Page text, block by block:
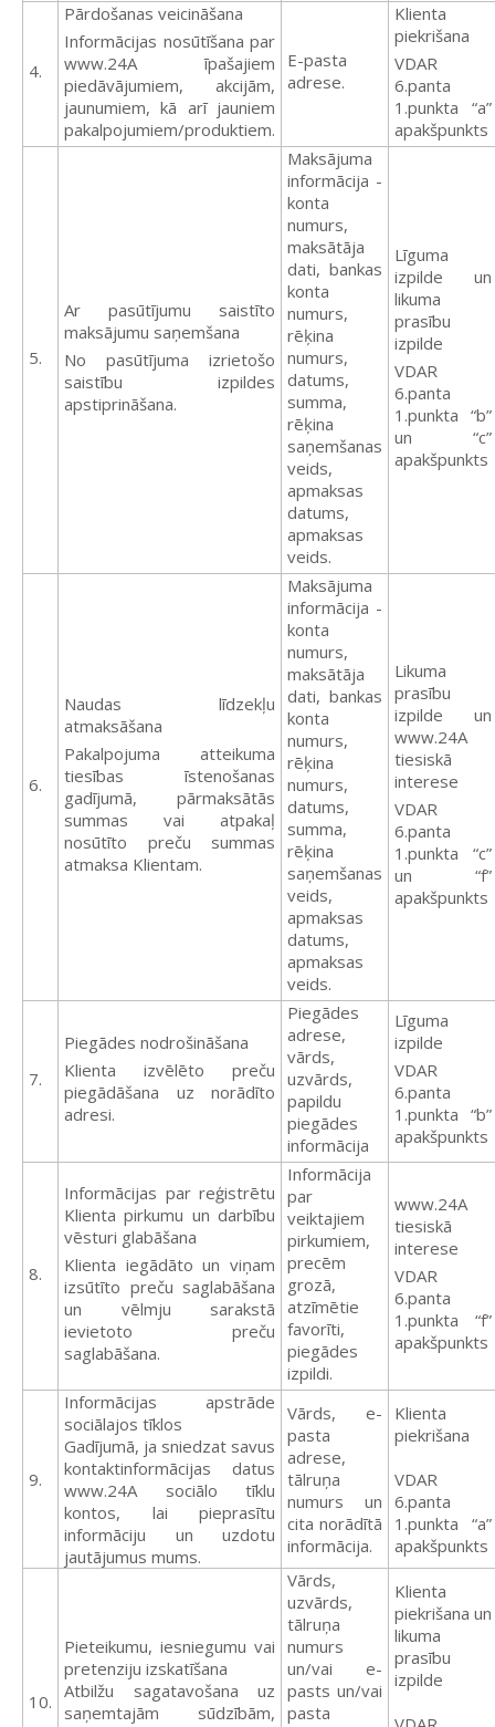
4.
Pārdošanas veicināšana
Informācijas nosūtīšana par
www.24A īpašajiem
piedāvājumiem, akcijām,
jaunumiem, kā arī jauniem
pakalpojumiem/produktiem.
E-pasta
adrese.
Klienta
piekrišana
VDAR
6.panta
1.punkta “a”
apakšpunkts
5.
Ar pasūtījumu saistīto
maksājumu saņemšana
No pasūtījuma izrietošo
saistību izpildes
apstiprināšana.
Maksājuma
informācija -
konta
numurs,
maksātāja
dati, bankas
konta
numurs,
rēķina
numurs,
datums,
summa,
rēķina
saņemšanas
veids,
apmaksas
datums,
apmaksas
veids.
Līguma
izpilde un
likuma
prasību
izpilde
VDAR
6.panta
1.punkta “b”
un “c”
apakšpunkts
6.
Naudas līdzekļu
atmaksāšana
Pakalpojuma atteikuma
tiesības īstenošanas
gadījumā, pārmaksātās
summas vai atpakaļ
nosūtīto preču summas
atmaksa Klientam.
Maksājuma
informācija -
konta
numurs,
maksātāja
dati, bankas
konta
numurs,
rēķina
numurs,
datums,
summa,
rēķina
saņemšanas
veids,
apmaksas
datums,
apmaksas
veids.
Likuma
prasību
izpilde un
www.24A
tiesiskā
interese
VDAR
6.panta
1.punkta “c”
un “f”
apakšpunkts
7.
Piegādes nodrošināšana
Klienta izvēlēto preču
piegādāšana uz norādīto
adresi.
Piegādes
adrese,
vārds,
uzvārds,
papildu
piegādes
informācija
Līguma
izpilde
VDAR
6.panta
1.punkta “b”
apakšpunkts
8.
Informācijas par reģistrētu
Klienta pirkumu un darbību
vēsturi glabāšana
Klienta iegādāto un viņam
izsūtīto preču saglabāšana
un vēlmju sarakstā
ievietoto preču
saglabāšana.
Informācija
par
veiktajiem
pirkumiem,
precēm
grozā,
atzīmētie
favorīti,
piegādes
izpildi.
www.24A
tiesiskā
interese
VDAR
6.panta
1.punkta “f”
apakšpunkts
9.
Informācijas apstrāde
sociālajos tīklos
Gadījumā, ja sniedzat savus
kontaktinformācijas datus
www.24A sociālo tīklu
kontos, lai pieprasītu
informāciju un uzdotu
jautājumus mums.
Vārds, e-
pasta
adrese,
tālruņa
numurs un
cita norādītā
informācija.
Klienta
piekrišana
VDAR
6.panta
1.punkta “a”
apakšpunkts
10.
Pieteikumu, iesniegumu vai
pretenziju izskatīšana
Atbilžu sagatavošana uz
saņemtajām sūdzībām,
Vārds,
uzvārds,
tālruņa
numurs
un/vai e-
pasts un/vai
pasta
Klienta
piekrišana un
likuma
prasību
izpilde